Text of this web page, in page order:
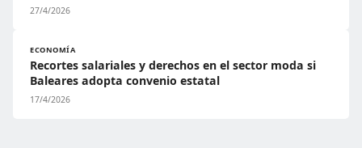
27/4/2026
ECONOMÍA
Recortes salariales y derechos en el sector moda si
Baleares adopta convenio estatal
17/4/2026